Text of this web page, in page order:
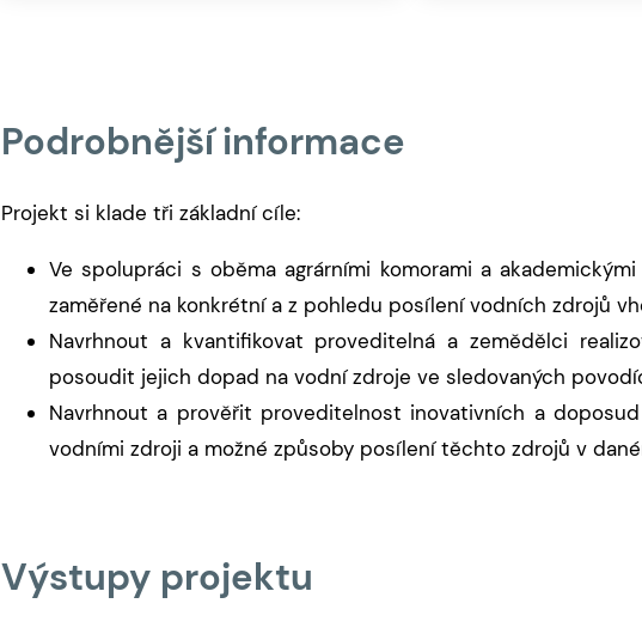
Podrobnější informace
Projekt si klade tři základní cíle:
Ve spolupráci s oběma agrárními komorami a
zaměřené na konkrétní a z pohledu posílení vodních zdrojů
Navrhnout a kvantifikovat proveditelná a zemědělci
posoudit jejich dopad na vodní zdroje ve sledovaných
Navrhnout a prověřit proveditelnost inovativních a
vodními zdroji a možné způsoby posílení těchto zdrojů v
Výstupy projektu